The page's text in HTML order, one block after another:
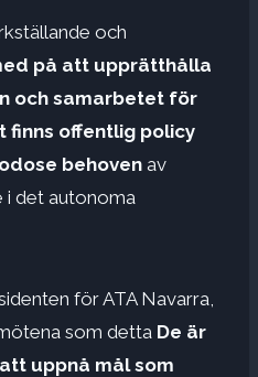
och
på att upprätthålla
och samarbetet för
offentlig policy
behovenav
i det autonoma
för ATA Navarra,
som detta De är
uppnå mål som